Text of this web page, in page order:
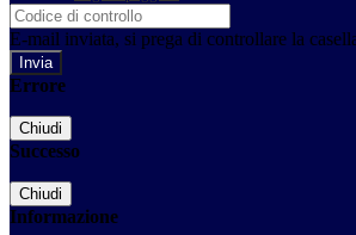
E-mail inviata, si prega di controllare la
Errore
Chiudi
Successo
Chiudi
Informazione